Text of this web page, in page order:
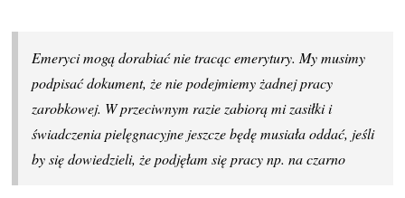
Emeryci mogą dorabiać nie tracąc emerytury. My musimy
podpisać dokument, że nie podejmiemy żadnej pracy
zarobkowej. W przeciwnym razie zabiorą mi zasiłki i
świadczenia pielęgnacyjne jeszcze będę musiała oddać, jeśli
by się dowiedzieli, że podjęłam się pracy np. na czarno